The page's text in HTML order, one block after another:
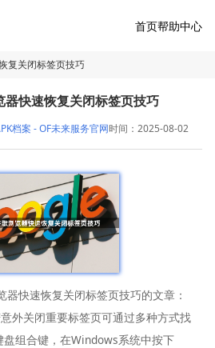
首页帮助中心
复关闭标签页技巧
器快速恢复关闭标签页技巧
档案 - OF未来服务官网时间：2025-08-02
快速恢复关闭标签页技巧的文章：
外关闭重要标签页可通过多种方式找
组合键，在Windows系统中按下